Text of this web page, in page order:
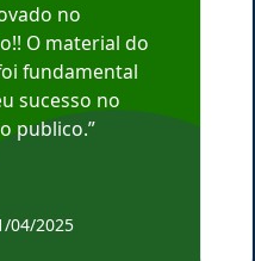
no
O material do
fundamental
sucesso no
publico.”
04/2025